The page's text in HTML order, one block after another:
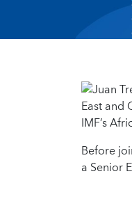
East and
IMF’s
Before
a Senior